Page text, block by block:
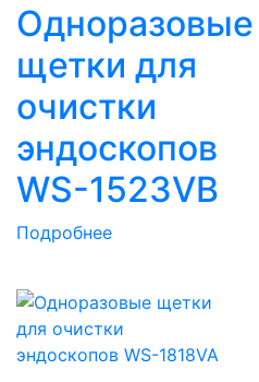
Одноразовые
щетки для
очистки
эндоскопов
WS-1523VB
Подробнее